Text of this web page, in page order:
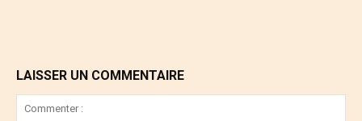
LAISSER UN COMMENTAIRE